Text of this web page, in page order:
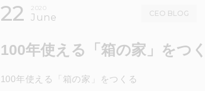
22 2020
June CEO BLOG
100年使える「箱の家」を
100年使える「箱の家」をつくる